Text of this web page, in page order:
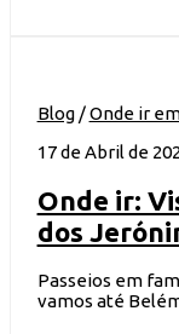
Blog/Onde ir
17 de Abril de
Onde ir:
dos
Passeios em
vamos até